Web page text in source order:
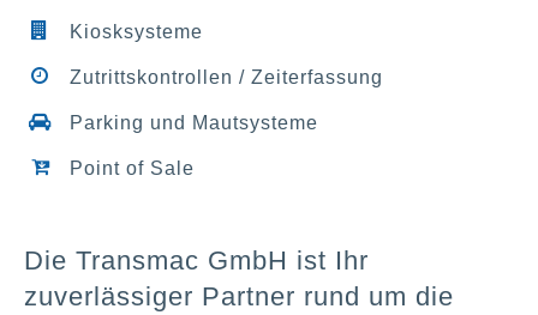
Kiosksysteme
Zutrittskontrollen / Zeiterfassung
Parking und Mautsysteme
Point of Sale
Die Transmac GmbH ist Ihr
zuverlässiger Partner rund um die